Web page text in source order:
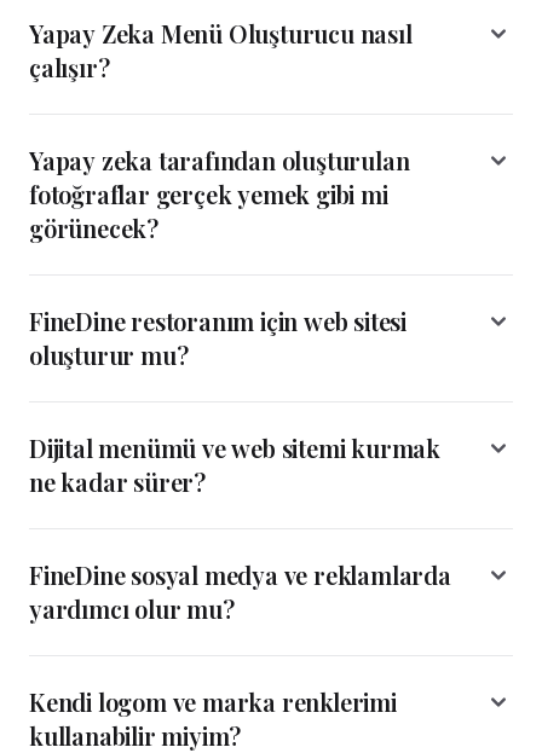
Yapay Zeka Menü Oluşturucu nasıl
çalışır?
Yapay zeka tarafından oluşturulan
fotoğraflar gerçek yemek gibi mi
görünecek?
FineDine restoranım için web sitesi
oluşturur mu?
Dijital menümü ve web sitemi kurmak
ne kadar sürer?
FineDine sosyal medya ve reklamlarda
yardımcı olur mu?
Kendi logom ve marka renklerimi
kullanabilir miyim?